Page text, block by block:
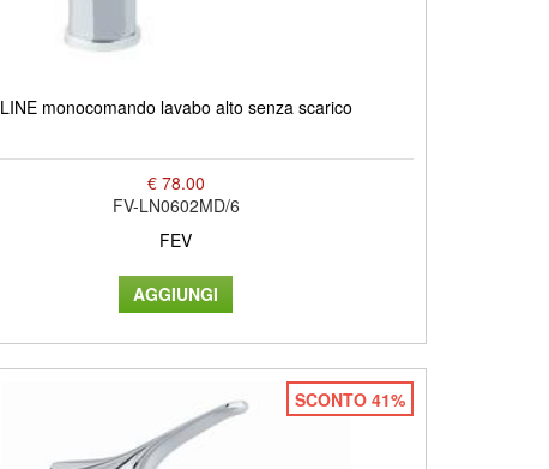
LINE monocomando lavabo alto senza scarico
€ 78.00
FV-LN0602MD/6
FEV
SCONTO 41%